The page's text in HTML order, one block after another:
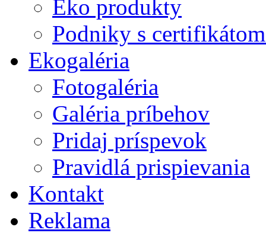
Eko produkty
Podniky s
Ekogaléria
Fotogaléria
Galéria príbehov
Pridaj príspevok
Pravidlá prispievania
Kontakt
Reklama